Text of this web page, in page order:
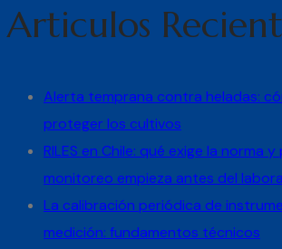
Articulos
Alerta temprana contra heladas:
proteger los cultivos
RILES en Chile: qué exige la norma
monitoreo empieza antes del
La calibración periódica de
medición: fundamentos técnicos